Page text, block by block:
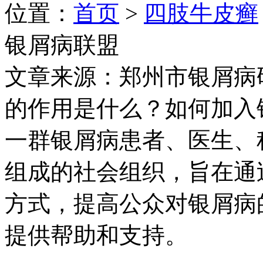
位置： 首页 > 四肢牛皮癣
银屑病联盟
文章来源：郑州市银屑病
的作用是什么？如何加
一群银屑病患者、医生
组成的社会组织，旨在
方式，提高公众对银屑
提供帮助和支持。